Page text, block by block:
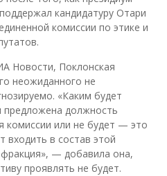
кандидатуру Отари
комиссии по этике и
Новости, Поклонская
неожиданного не
«Каким будет
предложена должность
комиссии или не будет — это
входить в состав этой
— добавила она,
проявлять не будет.